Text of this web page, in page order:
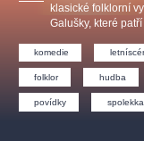
klasické folklorní
Galušky, které
komedie
folklor hudba
povídky
Ostatní hledají
muzikálypraha
Nejnavštěvovanější